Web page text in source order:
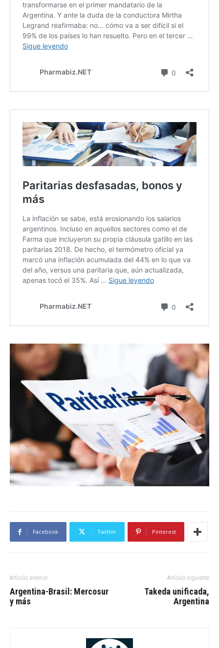
Facebook Twitter Pinterest
Artículo anterior
Argentina-Brasil: Mercosur
y más
Artículo siguiente
Takeda unificada,
Argentina